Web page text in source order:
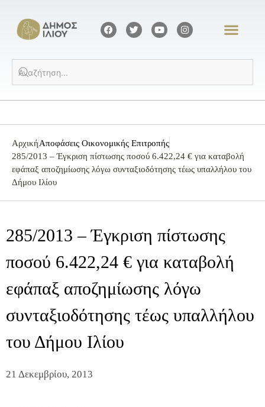
ΑρχικήΑποφάσεις Οικονομικής Επιτροπής
285/2013 – Έγκριση πίστωσης ποσού 6.422,24 € για καταβολή
εφάπαξ αποζημίωσης λόγω συνταξιοδότησης τέως υπαλλήλου του
Δήμου Ιλίου
285/2013 – Έγκριση πίστωσης
ποσού 6.422,24 € για καταβολή
εφάπαξ αποζημίωσης λόγω
συνταξιοδότησης τέως υπαλλήλου
του Δήμου Ιλίου
21 Δεκεμβρίου, 2013